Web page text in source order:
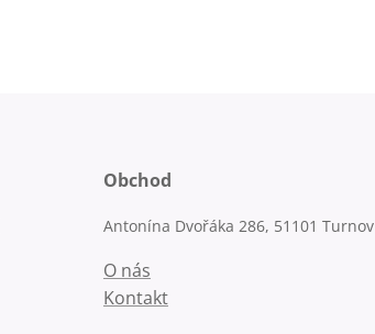
Obchod
Antonína Dvořáka 286, 51101 Turnov
O nás
Kontakt